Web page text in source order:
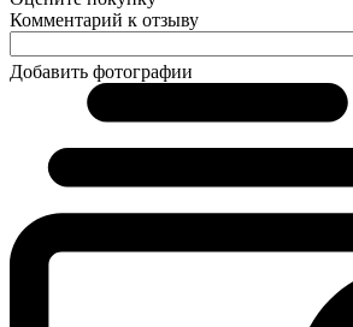
Комментарий к отзыву
Добавить фотографии